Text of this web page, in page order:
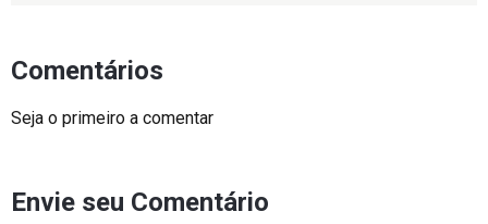
Comentários
Seja o primeiro a comentar
Envie seu Comentário